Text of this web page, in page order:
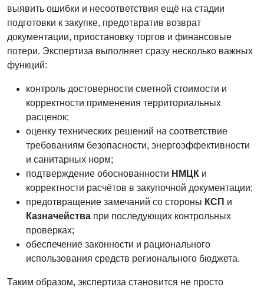
выявить ошибки и несоответствия ещё на стадии
подготовки к закупке, предотвратив возврат
документации, приостановку торгов и финансовые
потери. Экспертиза выполняет сразу несколько важных
функций:
контроль достоверности сметной стоимости и
корректности применения территориальных
расценок;
оценку технических решений на соответствие
требованиям безопасности, энергоэффективности
и санитарных норм;
подтверждение обоснованности НМЦК и
корректности расчётов в закупочной документации;
предотвращение замечаний со стороны КСП и
Казначейства при последующих контрольных
проверках;
обеспечение законности и рационального
использования средств регионального бюджета.
Таким образом, экспертиза становится не просто